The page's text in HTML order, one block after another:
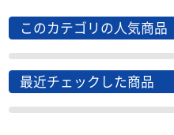
このカテゴリの人気商品
最近チェックした商品